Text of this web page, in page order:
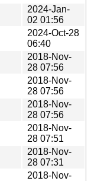
2024-Jan-
02 01:56
2024-Oct-28
06:40
2018-Nov-
28 07:56
2018-Nov-
28 07:56
2018-Nov-
28 07:56
2018-Nov-
28 07:51
2018-Nov-
28 07:31
2018-Nov-